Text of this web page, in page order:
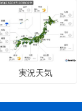
実況天気